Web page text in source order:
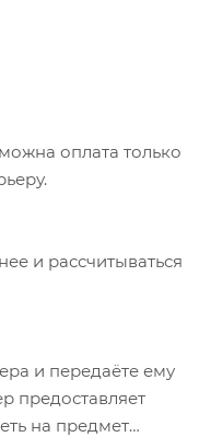
оплата только
и рассчитываться
и передаёте ему
предоставляет
на предмет